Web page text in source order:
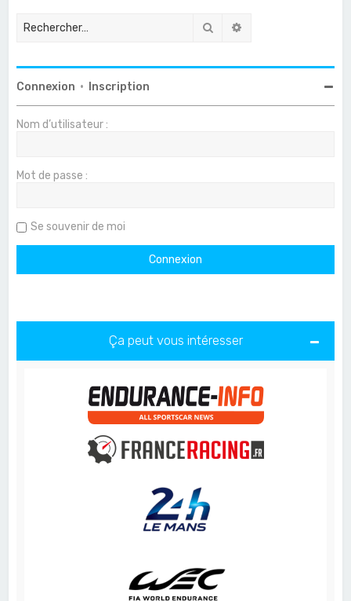
Rechercher
Connexion • Inscription
Nom d’utilisateur :
Mot de passe :
Se souvenir de moi
Ça peut vous intéresser